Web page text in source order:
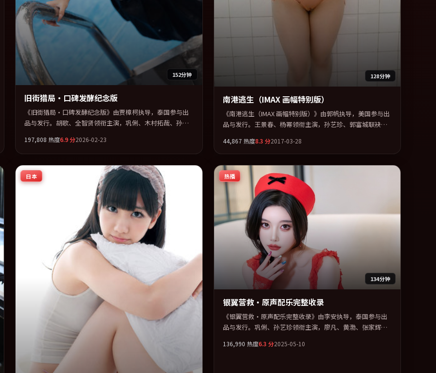
152分钟
旧街猎局·口碑发酵纪念版
《旧街猎局·口碑发酵纪念版》由贾樟柯执导，泰国参与出
品与发行。胡歌、全智贤领衔主演，巩俐、木村拓哉、孙艺
之间精准摆荡。全片以「冒险」类型为骨架，在叙事、表演
与视听上力求统一。定于 2026-06-01 在内地院线及主流平台
同步亮相，2026 年度话题片中口碑稳健，适合喜欢强情节与
人物弧光的观众完整观看。
197,808 热度6.9分2026-02-23
128分钟
南港逃生（IMAX 画幅特别版）
《南港逃生（IMAX 画幅特别版）》由郭帆执导，美国参与出
品与发行。王景春、杨幂领衔主演，孙艺珍、郭富城联袂出
疑」类型为骨架，在叙事、表演与视听上力求统一。定于
2017-11-09 在内地院线及主流平台同步亮相，2017 年度话题
片中口碑稳健，适合喜欢强情节与人物弧光的观众完整观
看。
44,867热度8.3 分2017-03-28
日本 热播
134分钟
银翼营救·原声配乐完整收录
《银翼营救·原声配乐完整收录》由李安执导，泰国参与出
品与发行。巩俐、孙艺珍领衔主演，廖凡、黄渤、张家辉、
去。全片以「冒险」类型为骨架，在叙事、表演与视听上力
136,990 热度6.3 分2025-05-10